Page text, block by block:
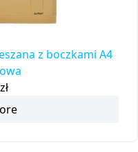
z boczkami A4
zł